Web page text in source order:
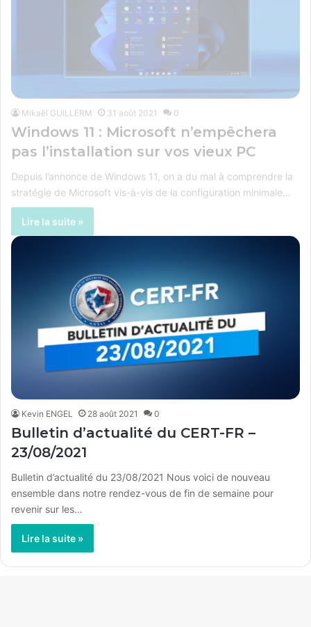
Windows 11 : Microsoft n’empêchera
pas l’installation sur vos vieux PC
stratégie de Microsoft vis-à-vis de la configuration minimale…
Kevin ENGEL 28 août 2021 0
Bulletin d’actualité du CERT-FR –
23/08/2021
Bulletin d’actualité du 23/08/2021 Nous voici de nouveau
ensemble dans notre rendez-vous de fin de semaine pour
revenir sur les…
Lire la suite »